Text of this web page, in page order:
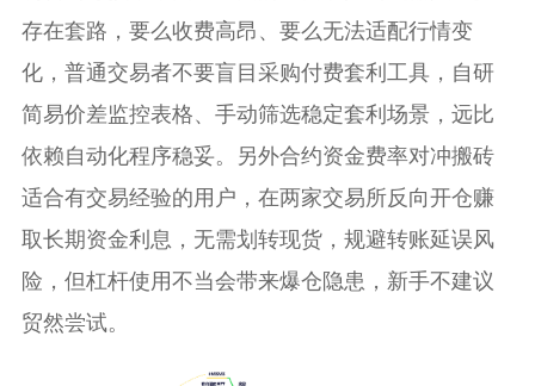
存在套路，要么收费高昂、要么无法适配行情变
化，普通交易者不要盲目采购付费套利工具，自研
简易价差监控表格、手动筛选稳定套利场景，远比
依赖自动化程序稳妥。另外合约资金费率对冲搬砖
适合有交易经验的用户，在两家交易所反向开仓赚
取长期资金利息，无需划转现货，规避转账延误风
险，但杠杆使用不当会带来爆仓隐患，新手不建议
贸然尝试。